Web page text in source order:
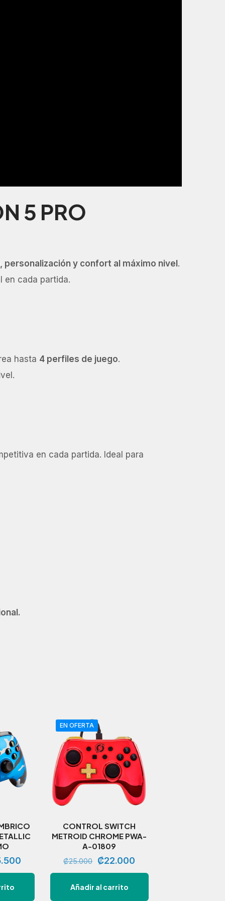
5 PRO
personalización y confort al máximo nivel.
en cada partida.
hasta 4 perfiles de juego.
en cada partida. Ideal para
precio
EN OFERTA
CONTROL SWITCH
METROID CHROME PWA-
A-01809
₡25.000
El
precio
original
₡22.000
precio
Añadir al carrito